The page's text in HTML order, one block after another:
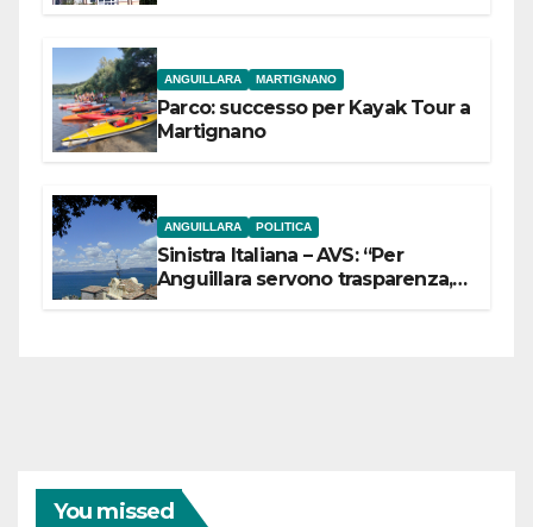
ANGUILLARA MARTIGNANO
Parco: successo per Kayak Tour a
Martignano
ANGUILLARA POLITICA
Sinistra Italiana – AVS: “Per
Anguillara servono trasparenza,
You missed